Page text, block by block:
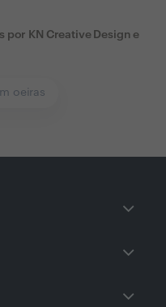
por KN Creative Design e
oeiras